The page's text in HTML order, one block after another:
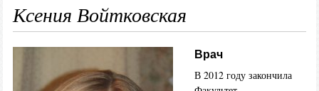
Ксения Войтковская
Врач
В 2012 году закончила